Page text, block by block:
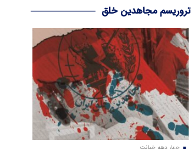
تروریسم مجاهدین خلق